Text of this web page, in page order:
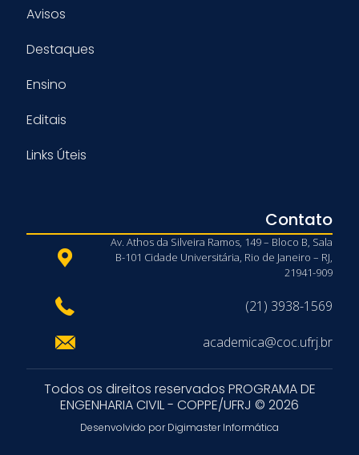
Avisos
Destaques
Ensino
Editais
Links Úteis
Contato
Av. Athos da Silveira Ramos, 149 – Bloco B, Sala
B-101 Cidade Universitária, Rio de Janeiro – RJ,
21941-909
(21) 3938-1569
academica@coc.ufrj.br
Todos os direitos reservados PROGRAMA DE
ENGENHARIA CIVIL - COPPE/UFRJ © 2026
Desenvolvido por Digimaster Informática